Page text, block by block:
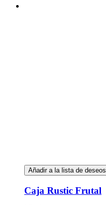
Añadir a la lista de deseos
Caja Rustic Frutal